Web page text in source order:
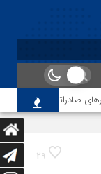
صادراتی
29